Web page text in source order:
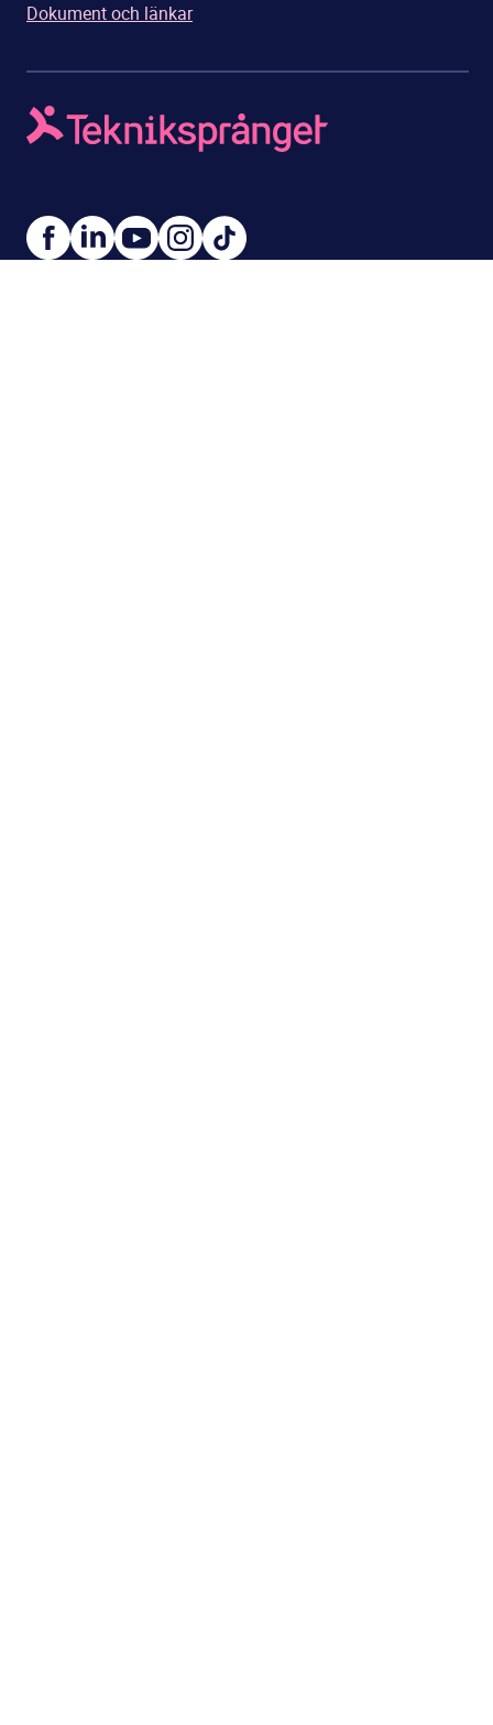
Dokument och länkar